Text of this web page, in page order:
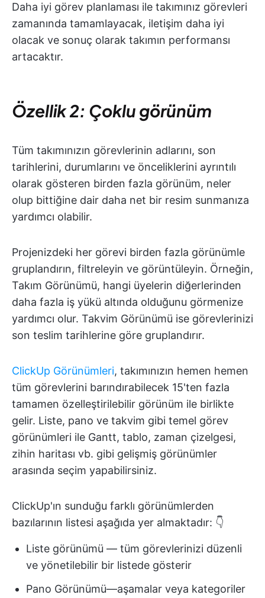
Daha iyi görev planlaması ile takımınız görevleri
zamanında tamamlayacak, iletişim daha iyi
olacak ve sonuç olarak takımın performansı
artacaktır.
Özellik 2: Çoklu görünüm
Tüm takımınızın görevlerinin adlarını, son
tarihlerini, durumlarını ve önceliklerini ayrıntılı
olarak gösteren birden fazla görünüm, neler
olup bittiğine dair daha net bir resim sunmanıza
yardımcı olabilir.
Projenizdeki her görevi birden fazla görünümle
gruplandırın, filtreleyin ve görüntüleyin. Örneğin,
Takım Görünümü, hangi üyelerin diğerlerinden
daha fazla iş yükü altında olduğunu görmenize
yardımcı olur. Takvim Görünümü ise görevlerinizi
son teslim tarihlerine göre gruplandırır.
ClickUp Görünümleri, takımınızın hemen hemen
tüm görevlerini barındırabilecek 15'ten fazla
tamamen özelleştirilebilir görünüm ile birlikte
gelir. Liste, pano ve takvim gibi temel görev
görünümleri ile Gantt, tablo, zaman çizelgesi,
zihin haritası vb. gibi gelişmiş görünümler
arasında seçim yapabilirsiniz.
ClickUp'ın sunduğu farklı görünümlerden
bazılarının listesi aşağıda yer almaktadır: 👇
Liste görünümü — tüm görevlerinizi düzenli
ve yönetilebilir bir listede gösterir
Pano Görünümü—aşamalar veya kategoriler